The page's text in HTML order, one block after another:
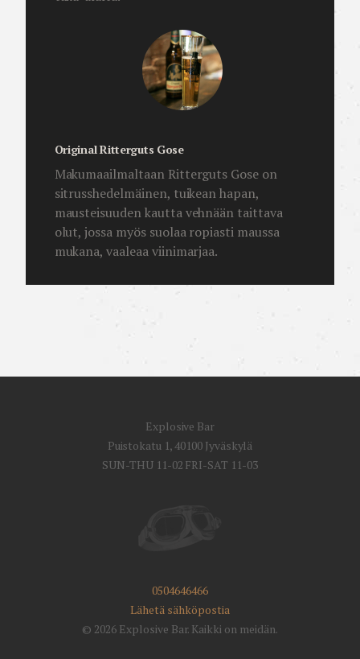
Original Ritterguts Gose
Makumaailmaltaan Ritterguts Gose on
sitrusshedelmäinen, tuikean hapan,
mausteisuuden kautta vehnään taittava
olut, jossa myös suolaa ropiasti maussa
mukana, vaaleaa viinimarjaa.
Explosive Bar
Puistokatu 1, 40100 Jyväskylä
SUN-THU 11-02 FRI-SAT 11-03
0504646466
Lähetä sähköpostia
© 2026 Explosive Bar. Kaikki on meidän.